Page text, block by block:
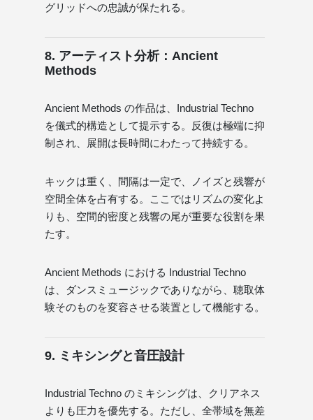
グリッドへの忠誠が保たれる。
8. アーティスト分析：Ancient
Methods
Ancient Methods の作品は、Industrial Techno
を儀式的構造として提示する。反復は極端に抑
制され、展開は長時間にわたって持続する。
キックは重く、間隔は一定で、ノイズと残響が
空間全体を占有する。ここではリズムの変化よ
りも、空間的密度と残響の尾が重要な役割を果
たす。
Ancient Methods における Industrial Techno
は、ダンスミュージックでありながら、聴取体
験そのものを変容させる装置として機能する。
9. ミキシングと音圧設計
Industrial Techno のミキシングは、クリアネス
よりも圧力を優先する。ただし、全帯域を無差